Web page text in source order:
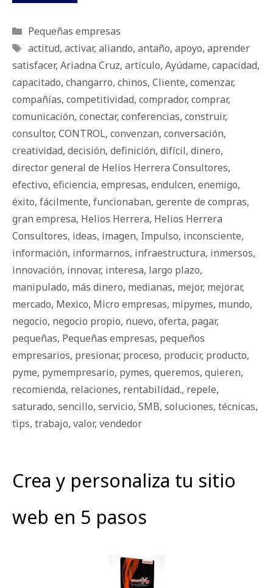
Categorías
Pequeñas empresas
Etiquetas
actitud, activar, aliando, antaño, apoyo, aprender
satisfacer, Ariadna Cruz, artículo, Ayúdame, capacidad,
capacitado, changarro, chinos, Cliente, comenzar,
compañías, competitividad, comprador, comprar,
comunicación, conectar, conferencias, construir,
consultor, CONTROL, convenzan, conversación,
creatividad, decisión, definición, difícil, dinero,
director general de Helios Herrera Consultores,
efectivo, eficiencia, empresas, endulcen, enemigo,
éxito, fácilmente, funcionaban, gerente de compras,
gran empresa, Helios Herrera, Helios Herrera
Consultores, ideas, imagen, Impulso, inconsciente,
información, informarnos, infraestructura, inmersos,
innovación, innovar, interesa, largo plazo,
manipulado, más dinero, medianas, mejor, mejorar,
mercado, Mexico, Micro empresas, mipymes, mundo,
negocio, negocio propio, nuevo, oferta, pagar,
pequeñas, Pequeñas empresas, pequeños
empresarios, presionar, proceso, producir, producto,
pyme, pymempresario, pymes, queremos, quieren,
recomienda, relaciones, rentabilidad., repele,
saturado, sencillo, servicio, SMB, soluciones, técnicas,
tips, trabajo, valor, vendedor
Crea y personaliza tu sitio
web en 5 pasos